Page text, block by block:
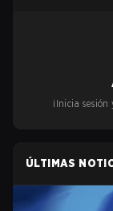
¡Inicia
ÚLTIMAS